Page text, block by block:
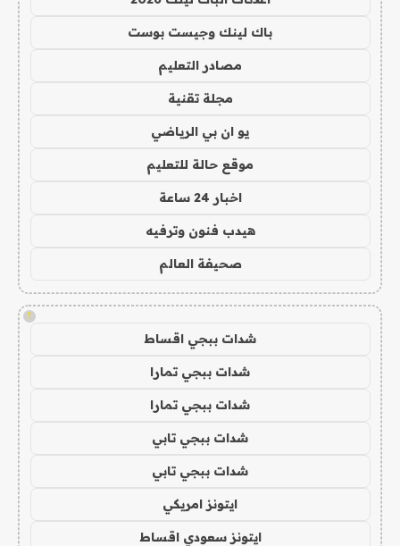
باك لينك وجيست بوست
مصادر التعليم
مجلة تقنية
يو ان بي الرياضي
موقع حالة للتعليم
اخبار 24 ساعة
هيدب فنون وترفيه
صحيفة العالم
!
شدات ببجي اقساط
شدات ببجي تمارا
شدات ببجي تمارا
شدات ببجي تابي
شدات ببجي تابي
ايتونز امريكي
ايتونز سعودي اقساط